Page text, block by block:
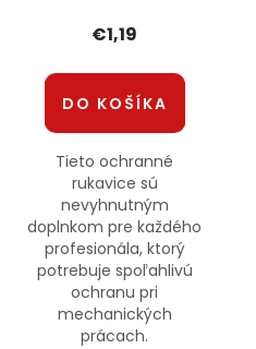
€1,19
DO KOŠÍKA
Tieto ochranné
rukavice sú
nevyhnutným
doplnkom pre každého
profesionála, ktorý
potrebuje spoľahlivú
ochranu pri
mechanických
prácach.